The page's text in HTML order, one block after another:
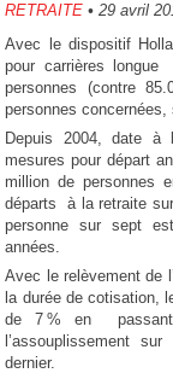
RETRAITE • 29 avril
Avec le dispositif
pour carrières
personnes (contre
personnes concernées,
Depuis 2004, date à
mesures pour départ
million de personnes
départs à la retraite
personne sur sept
années.
Avec le relèvement de
la durée de cotisation,
de 7 % en
l’assouplissement
dernier.